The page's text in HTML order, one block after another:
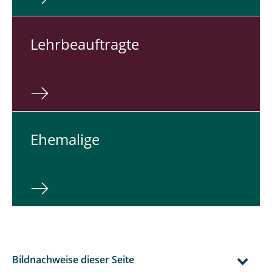
Lehr­be­auf­trag­te
Ehe­ma­li­ge
Bildnachweise dieser Seite